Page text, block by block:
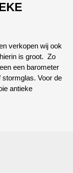
verkopen wij ook
is groot. Zo
een barometer
Voor de
antieke